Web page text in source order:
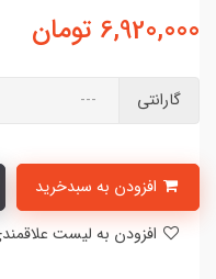
6,920,000 تومان
گارانتی